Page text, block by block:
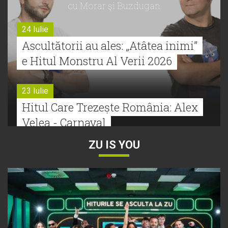
cu Morar şi Buzdugan
24 Iulie
Ascultătorii au ales: „Atâtea inimi”
e Hitul Monstru Al Verii 2026
23 Iulie
Hitul Care Trezește România: Alex
Velea - Carnaval
Bătălie strânsă la Hitul Monstru Al
Verii: Cabron versus Faydee
21 Iulie
ZU IS YOU